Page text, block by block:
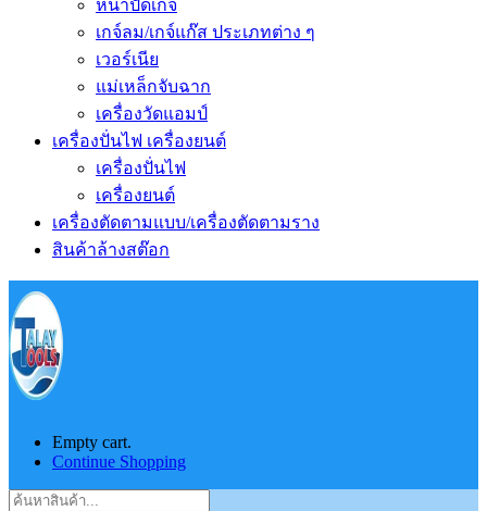
หน้าปัดเกจ
เกจ์ลม/เกจ์แก๊ส ประเภทต่าง ๆ
เวอร์เนีย
แม่เหล็กจับฉาก
เครื่องวัดแอมป์
เครื่องปั่นไฟ เครื่องยนต์
เครื่องปั่นไฟ
เครื่องยนต์
เครื่องตัดตามแบบ/เครื่องตัดตามราง
สินค้าล้างสต๊อก
Empty cart.
Continue Shopping